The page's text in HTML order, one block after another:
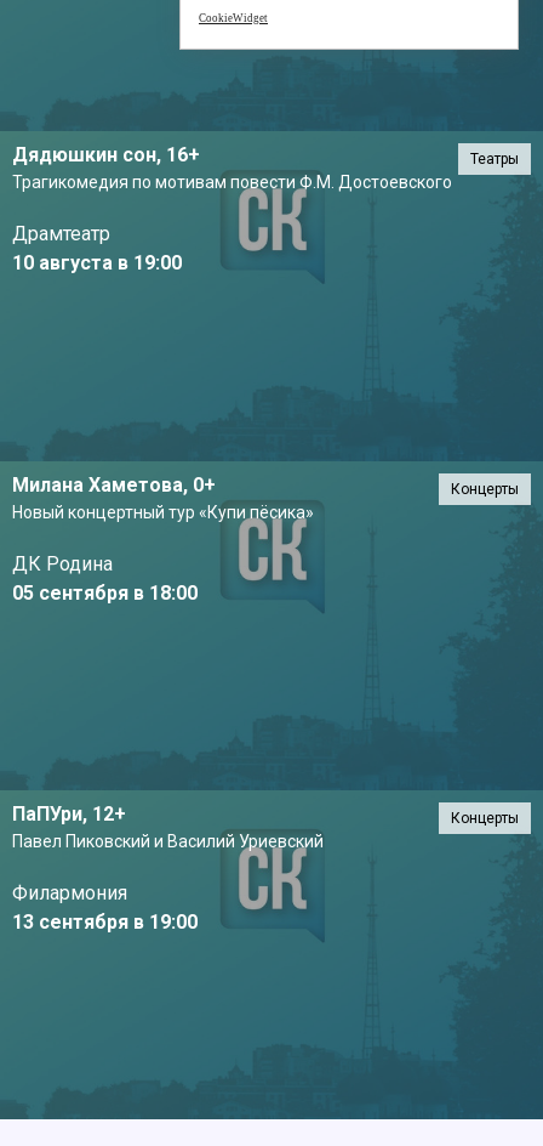
Дядюшкин сон, 16+
Трагикомедия по мотивам повести Ф.М. Достоевского
Драмтеатр
10 августа в 19:00
Театры
Милана Хаметова, 0+
Новый концертный тур «Купи пёсика»
ДК Родина
05 сентября в 18:00
Концерты
ПаПУри, 12+
Павел Пиковский и Василий Уриевский
Филармония
13 сентября в 19:00
Концерты
CookieWidget